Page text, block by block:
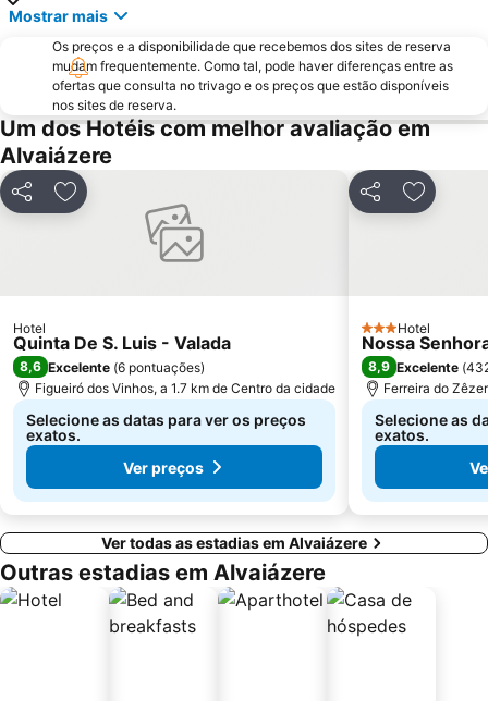
Praia Fluvial das Canaveias
Praia Fluvial do Poço de Corga
Estação de Caminhos de Ferro do Entroncamento
Mosteiro da Batalha
Estação comboios de Leiria
Monumento ao Peregrino em Fátima
Pia do Urso
Fluvial de Ortiga
Complexo Desportivo Municipal de Tomar
Estação de Caminhos de Ferro de Coimbra B
Ecomuseu da Serra da Lousã
Lagoa da Ervideira
Praia Fluvial de Palheiros e Zorro
Praia Fluvial Ribeira Grande
Mostrar mais
Os preços e a disponibilidade que recebemos dos sites de reserva
mudam frequentemente. Como tal, pode haver diferenças entre as
ofertas que consulta no trivago e os preços que estão disponíveis
nos sites de reserva.
Um dos Hotéis com melhor avaliação em
Alvaiázere
PartilharAdicionar aos favoritos
Hotel
Quinta De S. Luis - Valada
8,6 Excelente (6 pontuações)
Figueiró dos Vinhos, a 1.7 km de Centro da cidade
Selecione as datas para ver os preços
exatos.
Ver preços
Partilhar
3 Estrelas
Hotel
Nossa
8,9 Excelente (
Ferreira do
Selecione as
exatos.
Ver todas as estadias em Alvaiázere
Outras estadias em Alvaiázere